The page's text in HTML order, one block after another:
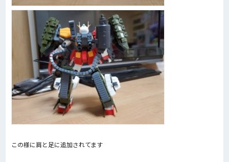
この様に肩と足に追加されてます